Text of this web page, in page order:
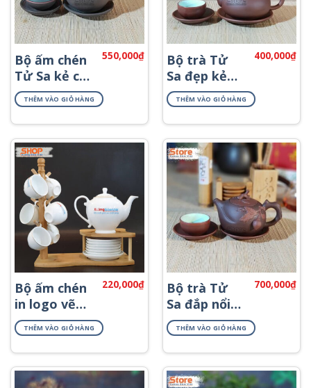
Bộ ấm chén
Tử Sa kẻ chỉ
ATS-77
550,000₫
THÊM VÀO GIỎ HÀNG
Bộ trà Tử
Sa đẹp kẻ
chỉ đỏ ATS-
78
400,000₫
THÊM VÀO GIỎ HÀNG
Bộ ấm chén
in logo vẽ
viền kim
ATK-60
220,000₫
THÊM VÀO GIỎ HÀNG
Bộ trà Tử
Sa đắp nổi
đào ATS-68
700,000₫
THÊM VÀO GIỎ HÀNG